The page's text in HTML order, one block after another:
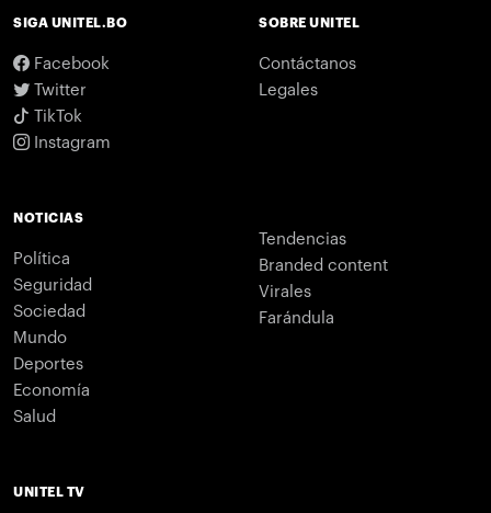
SIGA UNITEL.BO
Facebook
Twitter
TikTok
Instagram
SOBRE UNITEL
Contáctanos
Legales
NOTICIAS
Política
Seguridad
Sociedad
Mundo
Deportes
Economía
Salud
Tendencias
Branded content
Virales
Farándula
UNITEL TV